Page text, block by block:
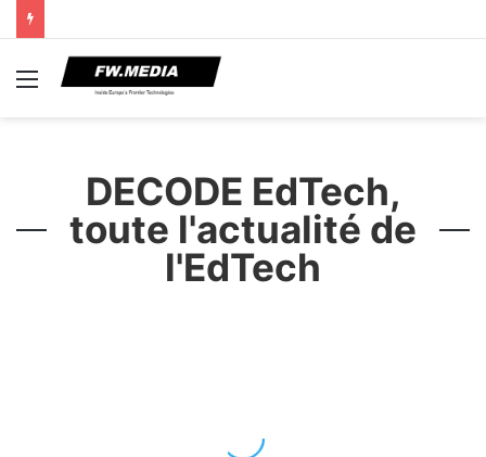
Menu
DECODE EdTech,
toute l'actualité de
l'EdTech